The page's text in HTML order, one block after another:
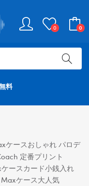
0 0
料
ケースおしゃれ パロデ
定番プリント
ースカード小銭入れ
ケース大人気